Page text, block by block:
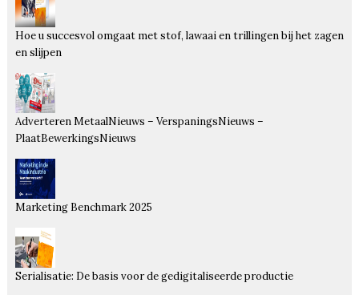
Hoe u succesvol omgaat met stof, lawaai en trillingen bij het zagen
en slijpen
Adverteren MetaalNieuws – VerspaningsNieuws –
PlaatBewerkingsNieuws
Marketing Benchmark 2025
Serialisatie: De basis voor de gedigitaliseerde productie